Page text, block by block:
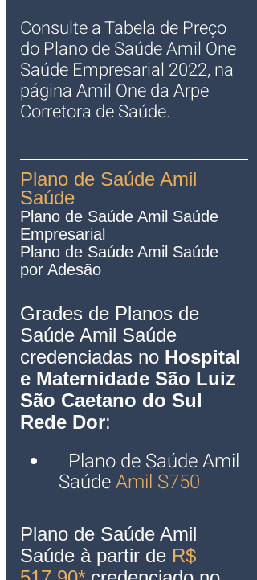
Consulte a Tabela de Preço
do Plano de Saúde Amil One
Saúde Empresarial 2022, na
página Amil One da Arpe
Corretora de Saúde.
Plano de Saúde Amil
Saúde
Plano de Saúde Amil Saúde
Empresarial
Plano de Saúde Amil Saúde
por Adesão
Grades de Planos de
Saúde Amil Saúde
credenciadas no Hospital
e Maternidade São Luiz
São Caetano do Sul
Rede Dor:
Plano de Saúde Amil
Saúde Amil S750
Plano de Saúde Amil
Saúde à partir de R$